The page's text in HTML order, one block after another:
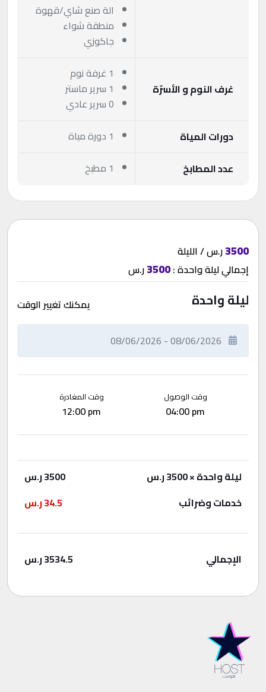
الة صنع شاي/قهوة
منطقة شواء
جاكوزي
غرف النوم و الأسرّة
1 غرفة نوم
1 سرير ماستر
0 سرير عادي
دورات المياة
1 دورة مياة
عدد المطابخ
1 مطبخ
3500ر.س / الليلة
إجماليليلة واحدة:
3500ر.س
ليلة واحدة يمكنك تغيير الوقت
وقت الوصول
04:00 pm
وقت المغادرة
12:00 pm
ليلة واحدة× 3500 ر.س 3500ر.س
خدمات وضرائب
34.5ر.س
الإجمالي 3534.5ر.س